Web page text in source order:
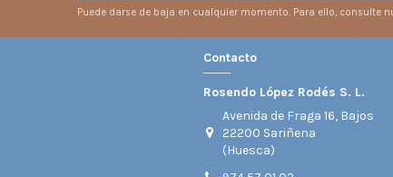
Puede darse de baja en cualquier momento. Para ello, consulte
Contacto
Rosendo López Rodés S. L.
Avenida de Fraga 16, Bajos
22200 Sariñena
(Huesca)